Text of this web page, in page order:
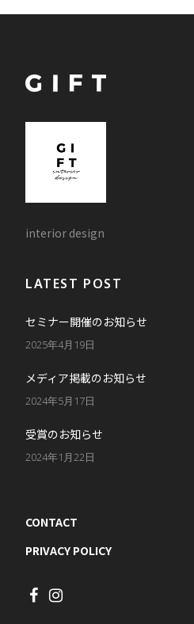
interior design
LATEST POST
セミナー開催のお知らせ
2025年4月19日
メディア掲載のお知らせ
2024年5月17日
受賞のお知らせ
2024年1月22日
CONTACT
PRIVACY POLICY